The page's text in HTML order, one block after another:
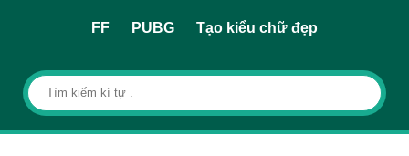
FF PUBG Tạo kiểu chữ đẹp